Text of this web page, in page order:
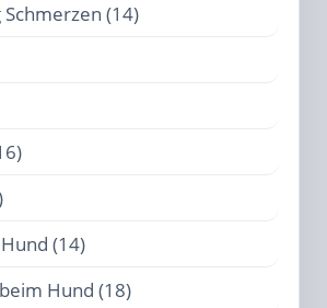
(14)
(14)
Hund (18)